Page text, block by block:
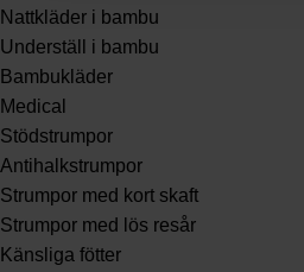
Nattkläder i bambu
Underställ i bambu
Bambukläder
Medical
Stödstrumpor
Antihalkstrumpor
Strumpor med kort skaft
Strumpor med lös resår
Känsliga fötter